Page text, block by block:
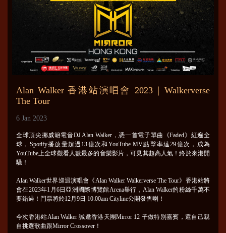
Alan Walker 香港站演唱會 2023｜Walkerverse
The Tour
6 Jan 2023
全球頂尖挪威籍電音DJ Alan Walker，憑一首電子單曲《Faded》紅遍全
球，Spotify播放量超過13億次和YouTube MV點擊率達29億次，成為
YouTube上全球觀看人數最多的音樂影片，可見其超高人氣！終於來港開
騷！
Alan Walker世界巡迴演唱會《Alan Walker Walkerverse The Tour》香港站將
會在2023年1月6日亞洲國際博覽館Arena舉行，Alan Walker的粉絲千萬不
要錯過！門票將於12月9日 10:00am Cityline公開發售喇！
今次香港站Alan Walker 誠邀香港天團Mirror 12 子做特別嘉賓，還自己親
自挑選歌曲跟Mirror Crossover！